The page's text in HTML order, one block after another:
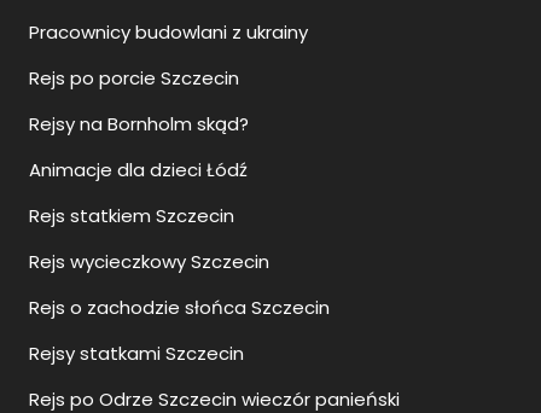
Pracownicy budowlani z ukrainy
Rejs po porcie Szczecin
Rejsy na Bornholm skąd?
Animacje dla dzieci Łódź
Rejs statkiem Szczecin
Rejs wycieczkowy Szczecin
Rejs o zachodzie słońca Szczecin
Rejsy statkami Szczecin
Rejs po Odrze Szczecin wieczór panieński